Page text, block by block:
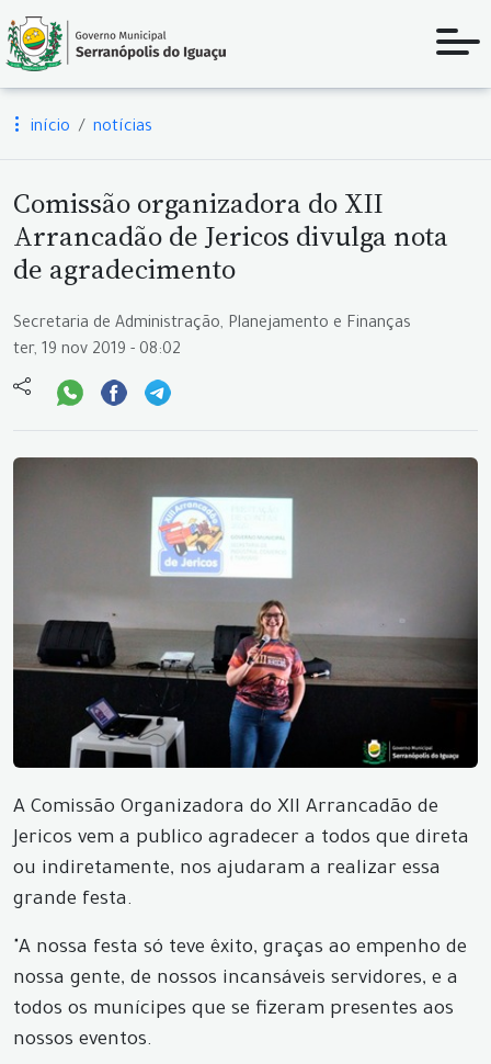
início notícias
Comissão organizadora do XII
Arrancadão de Jericos divulga nota
de agradecimento
Secretaria de Administração, Planejamento e Finanças
ter, 19 nov 2019 - 08:02
A Comissão Organizadora do XII Arrancadão de
Jericos vem a publico agradecer a todos que direta
ou indiretamente, nos ajudaram a realizar essa
grande festa.
"A nossa festa só teve êxito, graças ao empenho de
nossa gente, de nossos incansáveis servidores, e a
todos os munícipes que se fizeram presentes aos
nossos eventos.